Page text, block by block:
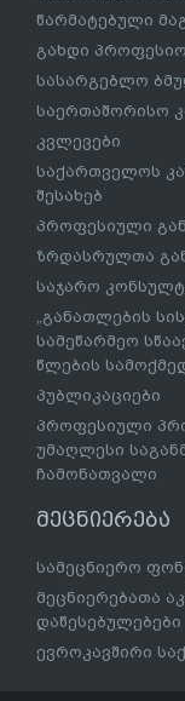
წარმატებული
გახდი
სასარგებლო
საერთაშორისო
კვლევები
საქართველოს
შესახებ
პროფესიული
ზრდასრულთა
საჯარო
„განათლების
სამეწარმეო
წლების
პუბლიკაციები
პროფესიული
უმაღლესი
ჩამონათვალი
მეცნიერება
სამეცნიერო
მეცნიერებათა
დაწესებულებები
ევროკავშირი